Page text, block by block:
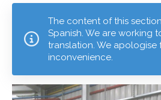
The content of this
Spanish. We are working
translation. We apologise
inconvenience.